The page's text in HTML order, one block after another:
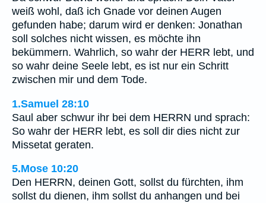
weiß wohl, daß ich Gnade vor deinen Augen
gefunden habe; darum wird er denken: Jonathan
soll solches nicht wissen, es möchte ihn
bekümmern. Wahrlich, so wahr der HERR lebt, und
so wahr deine Seele lebt, es ist nur ein Schritt
zwischen mir und dem Tode.
1.Samuel 28:10
Saul aber schwur ihr bei dem HERRN und sprach:
So wahr der HERR lebt, es soll dir dies nicht zur
Missetat geraten.
5.Mose 10:20
Den HERRN, deinen Gott, sollst du fürchten, ihm
sollst du dienen, ihm sollst du anhangen und bei